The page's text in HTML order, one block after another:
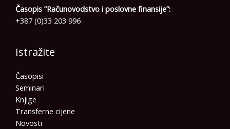
Časopis ”Računovodstvo i poslovne finansije”:
+387 (0)33 203 996
Istražite
Časopisi
Seminari
Knjige
Transferne cijene
Novosti